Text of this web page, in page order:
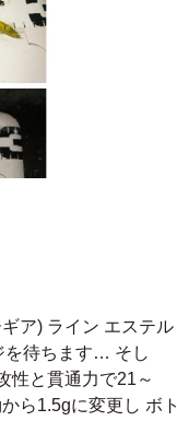
ア) ライン エステル
を待ちます… そし
性と貫通力で21～
ら1.5gに変更し ボト